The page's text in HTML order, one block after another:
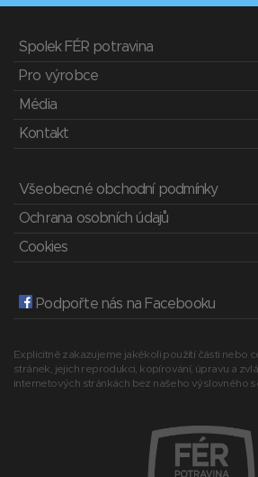
Spolek FÉR potravina
Pro výrobce
Média
Kontakt
Všeobecné obchodní podmínky
Ochrana osobních údajů
Cookies
Podpořte nás na Facebooku
Explicitně zakazujeme jakékoli použití části nebo
stránek, jejich reprodukci, kopírování, úpravu a
internetových stránkách bez našeho výslovného